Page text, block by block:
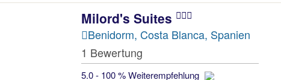
Milord's Suites
Benidorm, Costa Blanca, Spanien
1 Bewertung
5.0 - 100 % Weiterempfehlung